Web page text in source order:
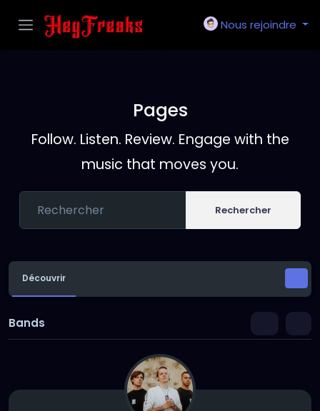
Nous rejoindre
Pages
Follow. Listen. Review. Engage with the
music that moves you.
Rechercher
Découvrir
Bands